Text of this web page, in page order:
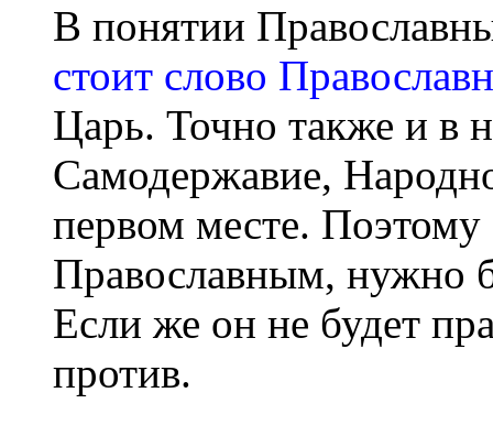
В понятии
стоит слово
Царь. Точно также и в
Самодержавие,
первом месте. Поэтому
Православным, нужно
Если же он не будет
против.